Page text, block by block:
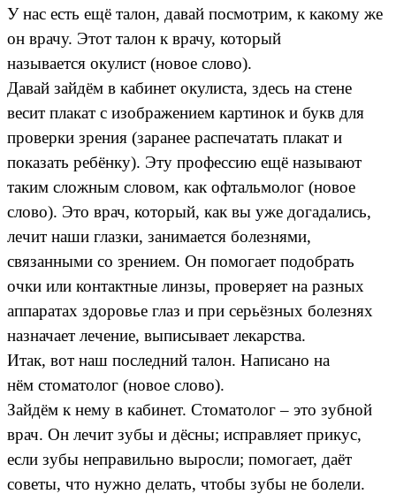
У нас есть ещё талон, давай посмотрим, к какому же
он врачу. Этот талон к врачу, который
называется окулист (новое слово).
Давай зайдём в кабинет окулиста, здесь на стене
весит плакат с изображением картинок и букв для
проверки зрения (заранее распечатать плакат и
показать ребёнку). Эту профессию ещё называют
таким сложным словом, как офтальмолог (новое
слово). Это врач, который, как вы уже догадались,
лечит наши глазки, занимается болезнями,
связанными со зрением. Он помогает подобрать
очки или контактные линзы, проверяет на разных
аппаратах здоровье глаз и при серьёзных болезнях
назначает лечение, выписывает лекарства.
Итак, вот наш последний талон. Написано на
нём стоматолог (новое слово).
Зайдём к нему в кабинет. Стоматолог – это зубной
врач. Он лечит зубы и дёсны; исправляет прикус,
если зубы неправильно выросли; помогает, даёт
советы, что нужно делать, чтобы зубы не болели.